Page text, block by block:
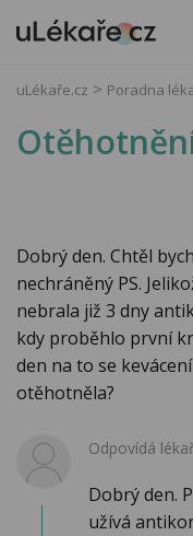
uLékaře.cz Poradna
Dobrý den. Chtěl
nechráněný PS.
nebrala již 3 dny
kdy proběhlo první
den na to se
otěhotněla?
Odpovídá
Dobrý den.
užívá